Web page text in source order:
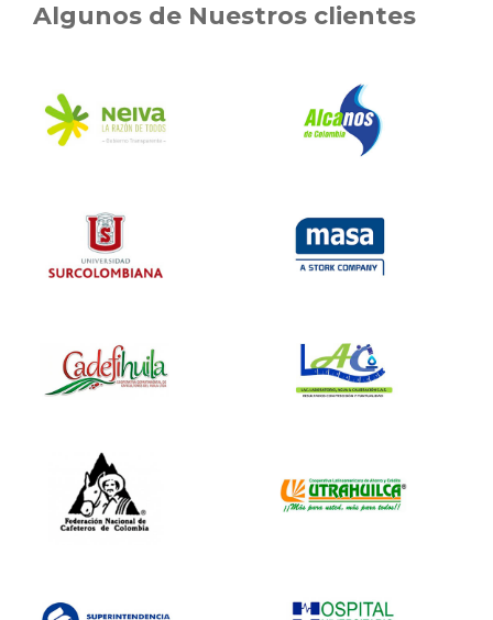
Algunos de Nuestros clientes